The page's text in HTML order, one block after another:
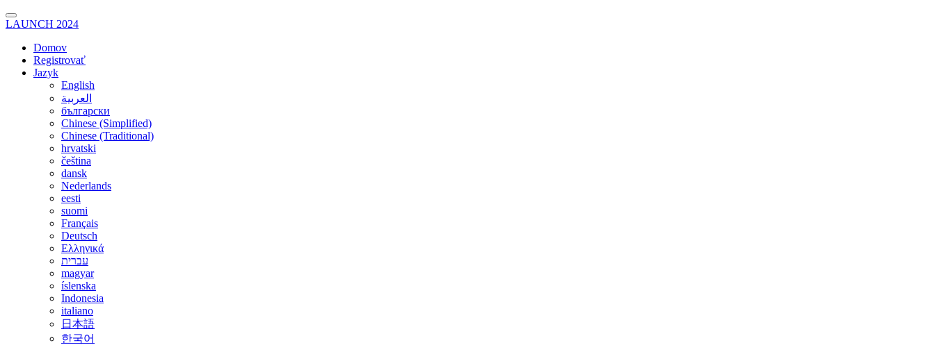
LAUNCH 2024
Domov
Registrovať
Jazyk
English
العربية
български
Chinese (Simplified)
Chinese (Traditional)
hrvatski
čeština
dansk
Nederlands
eesti
suomi
Français
Deutsch
Ελληνικά
עברית
magyar
íslenska
Indonesia
italiano
日本語
한국어